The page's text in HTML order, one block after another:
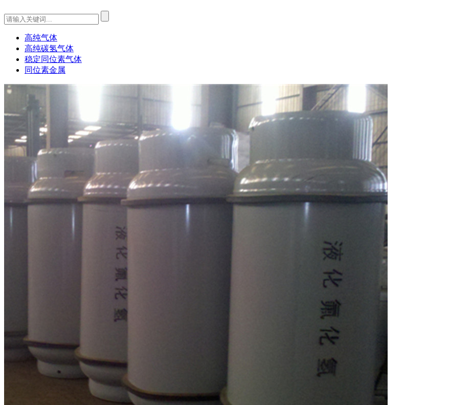
高纯气体
高纯碳氢气体
稳定同位素气体
同位素金属